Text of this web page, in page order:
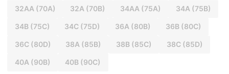
32AA (70A) 32A (70B) 34AA (75A) 34A (75B)
34B(75C) 34C (75D) 36A (80B) 36B(80C)
36C(80D) 38A (85B) 38B(85C) 38C(85D)
40A (90B) 40B (90C)